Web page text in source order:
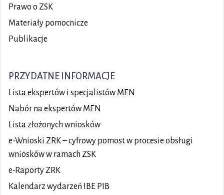
Prawo o ZSK
Materiały pomocnicze
Publikacje
PRZYDATNE INFORMACJE
Lista ekspertów i specjalistów MEN
Nabór na ekspertów MEN
Lista złożonych wniosków
e-Wnioski ZRK – cyfrowy pomost w procesie obsługi
wniosków w ramach ZSK
e-Raporty ZRK
Kalendarz wydarzeń IBE PIB